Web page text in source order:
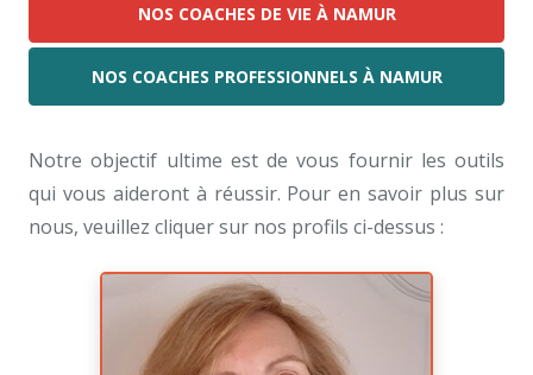
NOS COACHES DE VIE À NAMUR
NOS COACHES PROFESSIONNELS À NAMUR
Notre objectif ultime est de vous fournir les outils
qui vous aideront à réussir. Pour en savoir plus sur
nous, veuillez cliquer sur nos profils ci-dessus :